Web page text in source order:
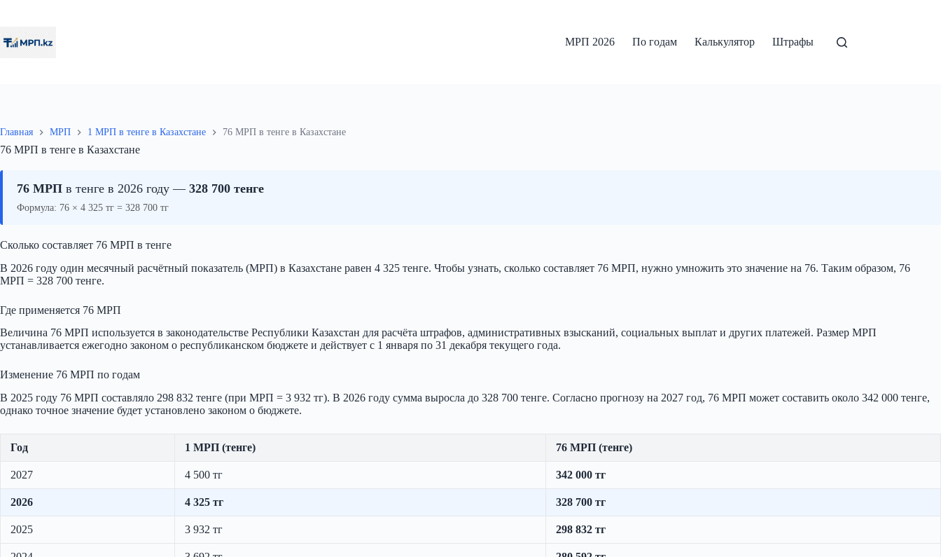
МРП 2026
По годам Калькулятор Штрафы
Главная МРП 1 МРП в тенге в Казахстане 76 МРП в тенге в Казахстане
76 МРП в тенге в Казахстане
76 МРП в тенге в 2026 году — 328 700 тенге
Формула: 76 × 4 325 тг = 328 700 тг
Сколько составляет 76 МРП в тенге
В 2026 году один месячный расчётный показатель (МРП) в Казахстане равен 4 325 тенге. Чтобы узнать, сколько составляет 76 МРП, нужно умножить это значение на 76. Таким образом, 76
МРП = 328 700 тенге.
Где применяется 76 МРП
Величина 76 МРП используется в законодательстве Республики Казахстан для расчёта штрафов, административных взысканий, социальных выплат и других платежей. Размер МРП
устанавливается ежегодно законом о республиканском бюджете и действует с 1 января по 31 декабря текущего года.
Изменение 76 МРП по годам
В 2025 году 76 МРП составляло 298 832 тенге (при МРП = 3 932 тг). В 2026 году сумма выросла до 328 700 тенге. Согласно прогнозу на 2027 год, 76 МРП может составить около 342 000 тенге,
однако точное значение будет установлено законом о бюджете.
Год 1 МРП (тенге) 76 МРП (тенге)
2027 4 500 тг 342 000 тг
2026 4 325 тг 328 700 тг
2025 3 932 тг 298 832 тг